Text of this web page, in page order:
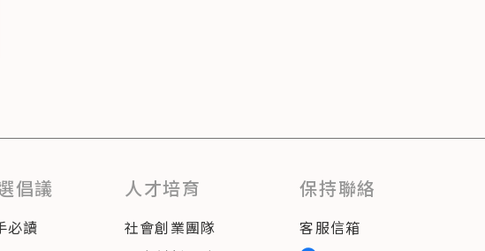
倡議
必讀
人才培育
社會創業團隊
保持聯絡
客服信箱